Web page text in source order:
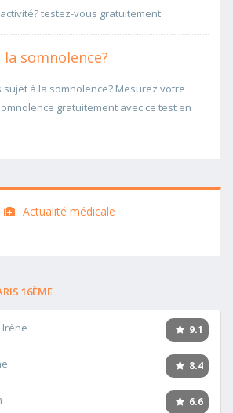
testez-vous gratuitement
la somnolence?
sujet à la somnolence? Mesurez votre
gratuitement avec ce test en
Actualité médicale
16ÈME
9.1
8.4
6.6